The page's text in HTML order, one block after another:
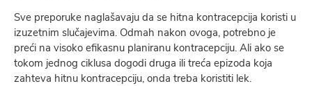
Sve preporuke naglašavaju da se hitna kontracepcija koristi u
izuzetnim slučajevima. Odmah nakon ovoga, potrebno je
preći na visoko efikasnu planiranu kontracepciju. Ali ako se
tokom jednog ciklusa dogodi druga ili treća epizoda koja
zahteva hitnu kontracepciju, onda treba koristiti lek.